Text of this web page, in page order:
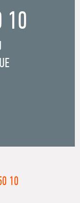
10
10